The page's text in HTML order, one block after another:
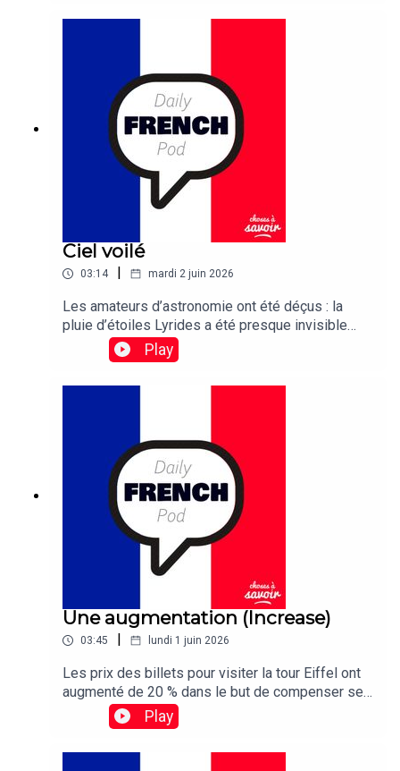
Ciel voilé
03:14 | mardi 2 juin 2026
Les amateurs d’astronomie ont été déçus : la
pluie d’étoiles Lyrides a été presque invisible
cette année à cause d’un voile nuageux
persistant.Traduction : Stargazers were left
disappointed this year as persistent cloud cover
Play
Une augmentation (Increase)
03:45 lundi 1 juin 2026
Les prix des billets pour visiter la tour Eiffel ont
augmenté de 20 % dans le but de compenser ses
coûts de maintenance élevés.Traduction :Ticket
prices for visiting the Eiffel Tower have been
raised 20 percent in a bid to offset its sky-high
Play